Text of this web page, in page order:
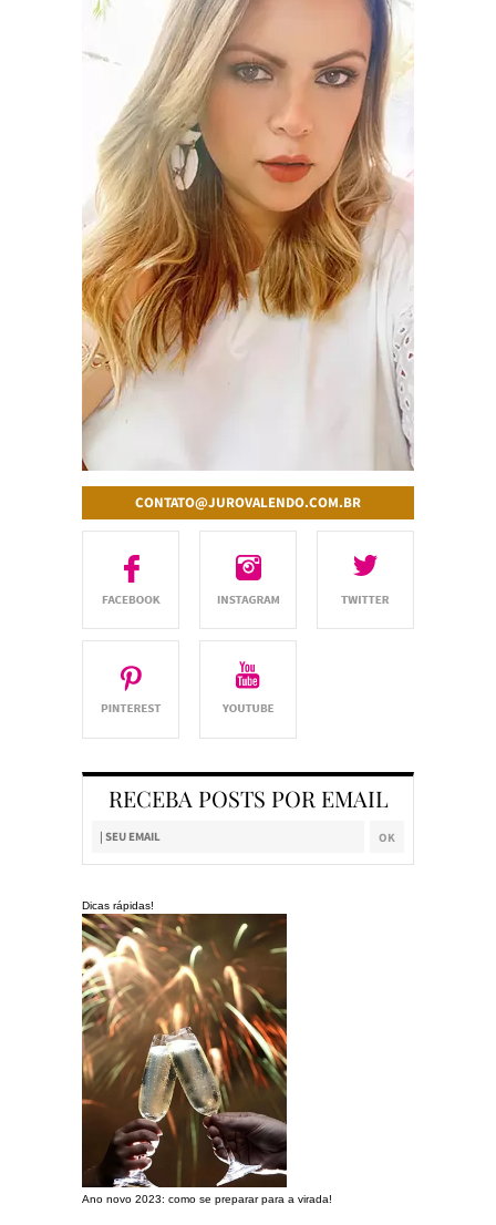
CONTATO@JUROVALENDO.COM.BR
RECEBA POSTS POR EMAIL
Dicas rápidas!
Ano novo 2023: como se preparar para a virada!